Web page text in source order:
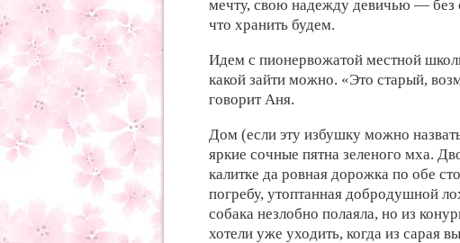
мечту, свою надежду девичью — без
что хранить будем.
Идем с пионервожатой местной
какой зайти можно. «Это старый,
говорит Аня.
Дом (если эту избушку можно
яркие сочные пятна зеленого мха.
калитке да ровная дорожка по обе
погребу, утоптанная добродушной
собака незлобно полаяла, но из
хотели уже уходить, когда из сарая